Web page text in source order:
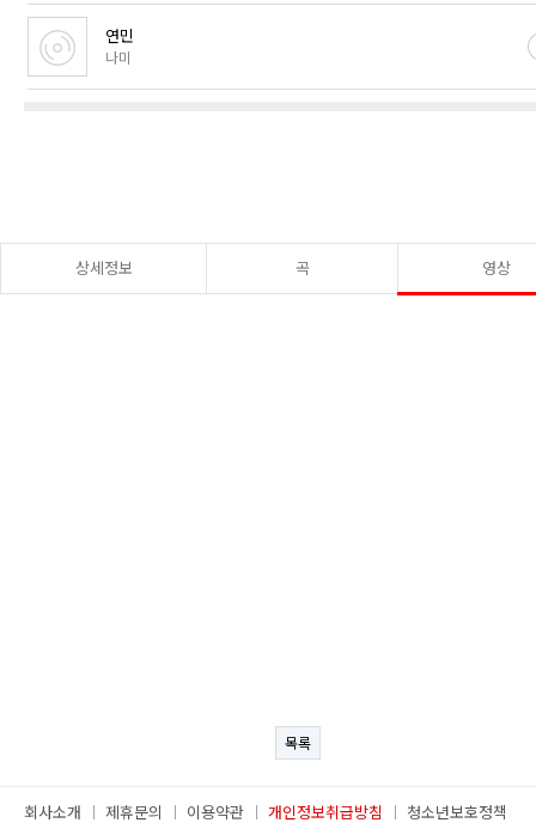
연민
나미
상세정보 곡 영상
목록
회사소개 제휴문의 이용약관 개인정보취급방침
청소년보호정책